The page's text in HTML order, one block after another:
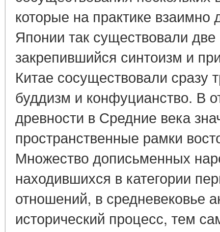
которые на практике взаимно
Японии так существовали две
закрепившийся синтоизм и
Китае сосуществовали сразу
буддизм и конфуцианство. В
древности в Средние века
пространственные рамки
Множество дописьменных
находившихся в категории
отношений, в средневековье
исторический процесс, тем